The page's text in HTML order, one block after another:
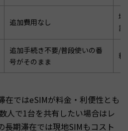
追加費用なし
場
課
追加手続き不要/普段使いの番
号がそのまま
料
在ではeSIMが料金・利便性とも
人で1台を共有したい場合はレ
長期滞在では現地SIMもコスト